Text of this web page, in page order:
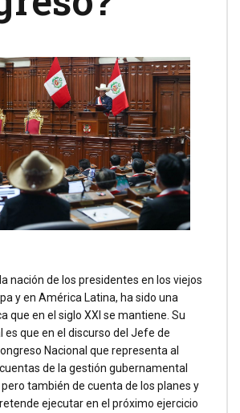
nación de los presidentes en los viejos
y en América Latina, ha sido una
que en el siglo XXI se mantiene. Su
es que en el discurso del Jefe de
Nacional que representa al
de la gestión gubernamental
también de cuenta de los planes y
ejecutar en el próximo ejercicio